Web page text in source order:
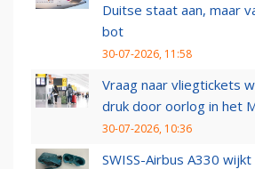
Duitse staat aan, maar
bot
30-07-2026, 11:58
Vraag naar vliegtickets
druk door oorlog in het
30-07-2026, 10:36
SWISS-Airbus A330